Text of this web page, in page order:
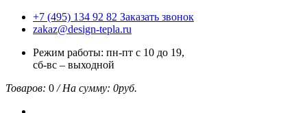
+7 (495) 134 92 82 Заказать звонок
zakaz@design-tepla.ru
Режим работы: пн-пт с 10 до 19,
сб-вс – выходной
Товаров: 0 / На сумму: 0руб.